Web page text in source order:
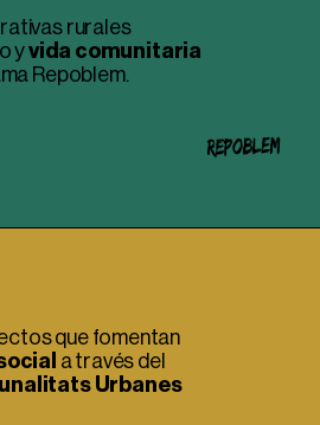
rurales
yvida comunitaria
Repoblem.
que fomentan
a través del
Urbanes